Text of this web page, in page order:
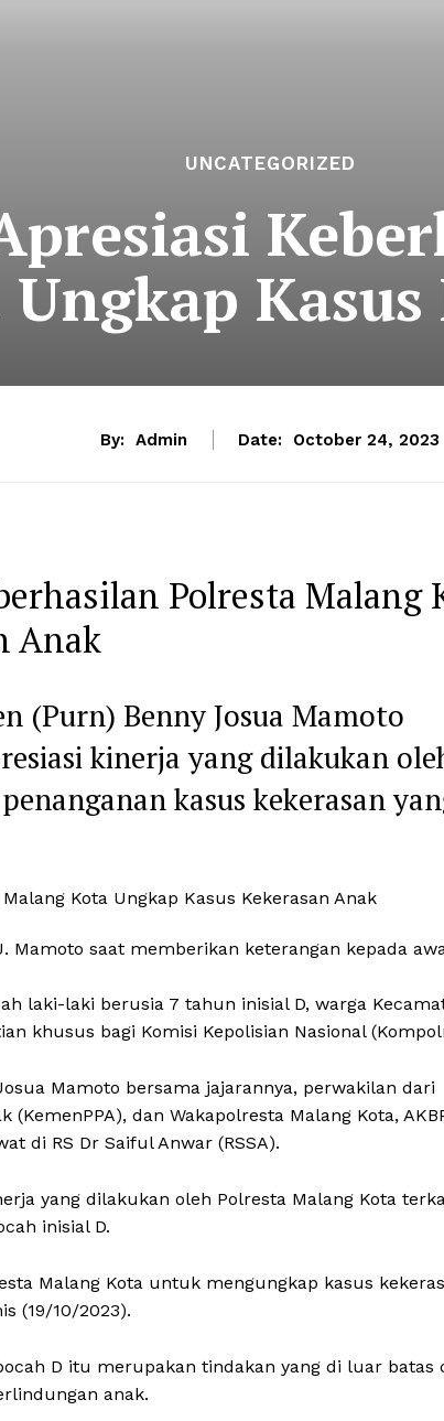
UNCATEGORIZED
By: Admin Date: October 24, 2023
Polresta Malang
Anak
(Purn) Benny Josua Mamoto
kinerja yang dilakukan
kasus kekerasan
Mamoto saat memberikan keterangan kepada
laki-laki berusia 7 tahun inisial D, warga
khusus bagi Komisi Kepolisian Nasional
Mamoto bersama jajarannya, perwakilan dari
dan Wakapolresta Malang Kota,
di RS Dr Saiful Anwar (RSSA).
yang dilakukan oleh Polresta Malang Kota
inisial D.
Malang Kota untuk mengungkap kasus
(19/10/2023).
D itu merupakan tindakan yang di luar batas
anak.